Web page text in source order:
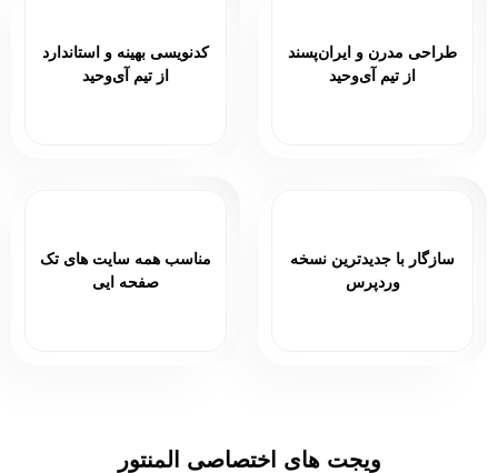
طراحی مدرن و ایران‌پسند
از تیم آی‌وحید
کدنویسی بهینه و استاندارد
از تیم آی‌وحید
سازگار با جدیدترین نسخه
وردپرس
مناسب همه سایت های تک
صفحه ایی
ویجت های اختصاصی المنتور